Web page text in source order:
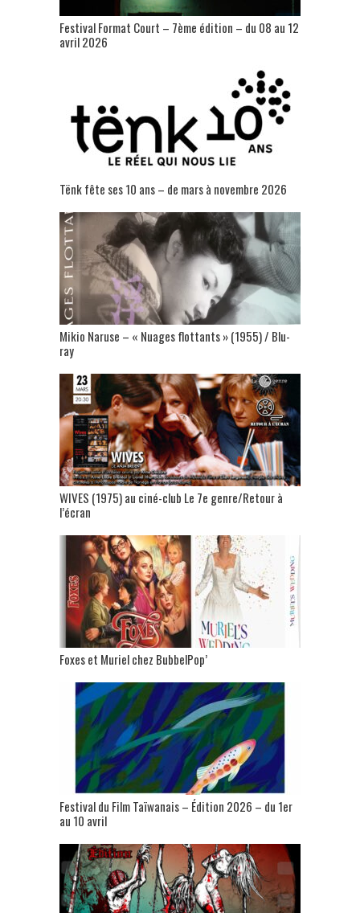
Festival Format Court – 7ème édition – du 08 au 12
avril 2026
Tënk fête ses 10 ans – de mars à novembre 2026
Mikio Naruse – « Nuages flottants » (1955) / Blu-
ray
WIVES (1975) au ciné-club Le 7e genre/Retour à
l’écran
Foxes et Muriel chez BubbelPop’
Festival du Film Taïwanais – Édition 2026 – du 1er
au 10 avril